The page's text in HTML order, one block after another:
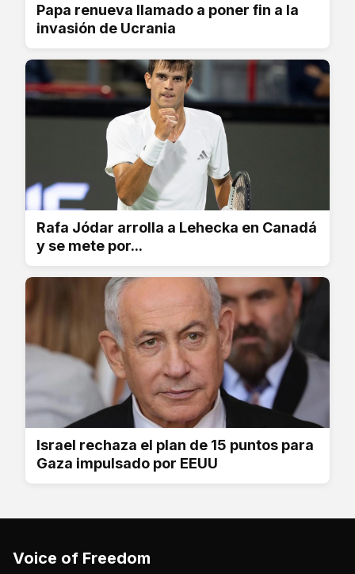
Papa renueva llamado a poner fin a la
invasión de Ucrania
Rafa Jódar arrolla a Lehecka en Canadá
y se mete por...
Israel rechaza el plan de 15 puntos para
Gaza impulsado por EEUU
Voice of Freedom